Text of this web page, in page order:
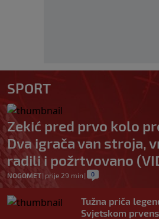
SPORT
Zekić pred prvo kolo
Dva igrača van stroja,
radili i požrtvovano
NOGOMET| prije 29 min | 0
Tužna priča
Svjetskom